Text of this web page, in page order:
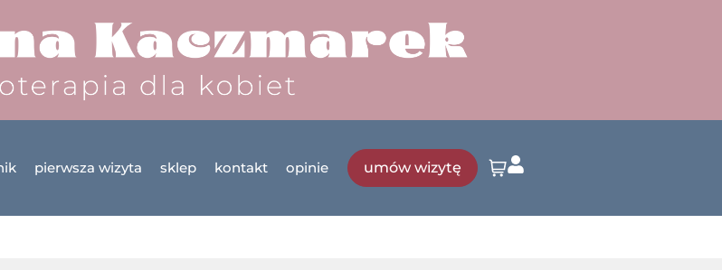
pierwsza wizyta sklep kontakt opinie umów wizytę